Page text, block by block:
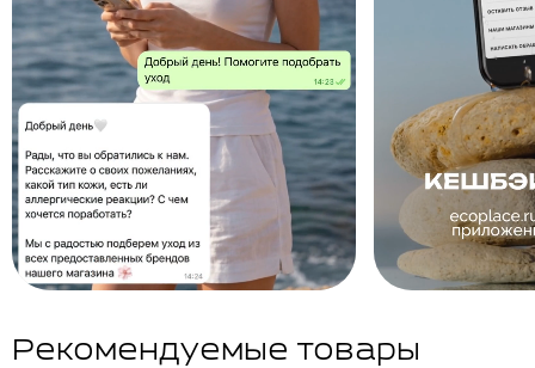
Рекомендуемые товары